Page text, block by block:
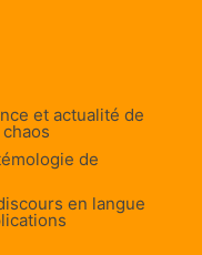
et actualité de
de
en langue